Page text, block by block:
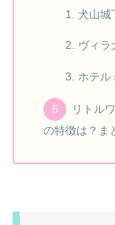
犬山城
ヴィラ
ホテル
リトル
の特徴は？ま